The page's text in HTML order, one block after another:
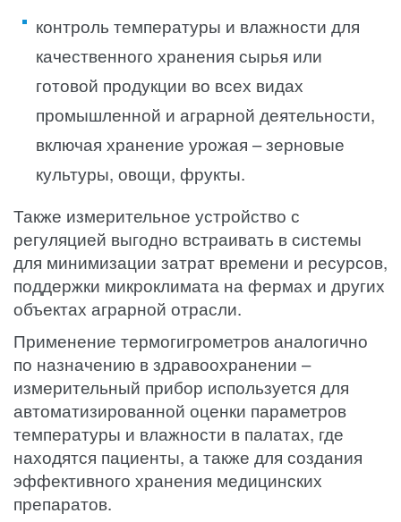
контроль температуры и влажности для
качественного хранения сырья или
готовой продукции во всех видах
промышленной и аграрной деятельности,
включая хранение урожая – зерновые
культуры, овощи, фрукты.
Также измерительное устройство с
регуляцией выгодно встраивать в системы
для минимизации затрат времени и ресурсов,
поддержки микроклимата на фермах и других
объектах аграрной отрасли.
Применение термогигрометров аналогично
по назначению в здравоохранении –
измерительный прибор используется для
автоматизированной оценки параметров
температуры и влажности в палатах, где
находятся пациенты, а также для создания
эффективного хранения медицинских
препаратов.